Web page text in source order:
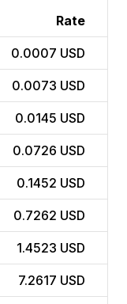
Rate
0.0007 USD
0.0073 USD
0.0145 USD
0.0726 USD
0.1452 USD
0.7262 USD
1.4523 USD
7.2617 USD